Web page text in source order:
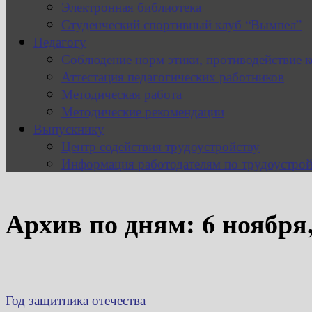
Электронная библиотека
Студенческий спортивный клуб “Вымпел”
Педагогу
Соблюдение норм этики, противодействие
Аттестация педагогических работников
Методическая работа
Методические рекомендации
Выпускнику
Центр содействия трудоустройству
Информация работодателям по
Архив по дням: 6
Год защитника отечества